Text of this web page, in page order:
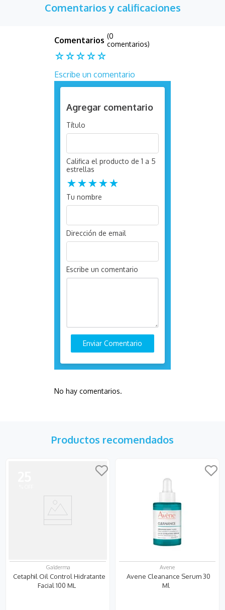
Comentarios y calificaciones
☆☆☆☆☆
(0
comentarios)
Escribe un comentario
Agregar comentario
Título
Califica el producto de 1 a 5
estrellas
★★★★★
Tu nombre
Dirección de email
Escribe un comentario
Enviar Comentario
No hay comentarios.
Productos recomendados
Galderma
Cetaphil Oil Control Hidratante
Facial 100 ML
Avene
Avene Cleanance Serum 30
Ml